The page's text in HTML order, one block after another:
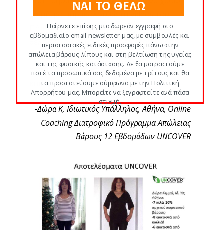
το μέτρο παρακολουθώ τα videos του
Πάρη στο YouTube και ενισχύεται η
θέλησή μου. Είμαι υπόχρεη στον Πάρη
γιατί αν δεν ήταν εκείνος σήμερα θα ήμουν
ακόμα ένα κουρασμένο, πρησμένο και
κακοδιάθετο άτομο.”
-Δώρα Κ, Ιδιωτικός Υπάλληλος, Αθήνα, Online
Coaching Διατροφικό Πρόγραμμα Απώλειας
Βάρους 12 Εβδομάδων UNCOVER
ΝΑΙ ΤΟ ΘΕΛΩ
Παίρνετε επίσης μια δωρεάν εγγραφή στο
εβδομαδιαίο email newsletter μας, με συμβουλές και
περιστασιακές ειδικές προσφορές πάνω στην
απώλεια βάρους-λίπους και στη βελτίωση της υγείας
και της φυσικής κατάστασης. Δε θα μοιραστούμε
ποτέ τα προσωπικά σας δεδομένα με τρίτους και θα
τα προστατεύουμε σύμφωνα με την Πολιτική
Απορρήτου μας. Μπορείτε να ξεγραφτείτε ανά πάσα
στιγμή.